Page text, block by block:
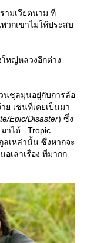
ามเวียตนาม ที่
วกเขาไม่ให้ประสบ
หญ่หลวงอีกต่าง
นชุลมุนอยู่กับการล้อ
ย เช่นที่เคยเป็นมา
Epic/Disaster) ซึ่ง
าได้ ..Tropic
ลเหล่านั้น ซึ่งหากจะ
เล่าเรื่อง ที่มากก